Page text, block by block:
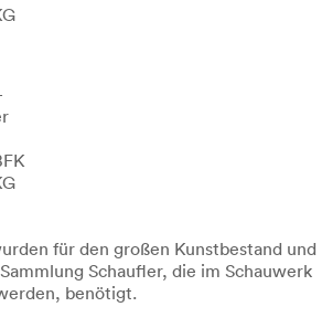
für den großen Kunstbestand und
Schaufler, die im Schauwerk
benötigt.